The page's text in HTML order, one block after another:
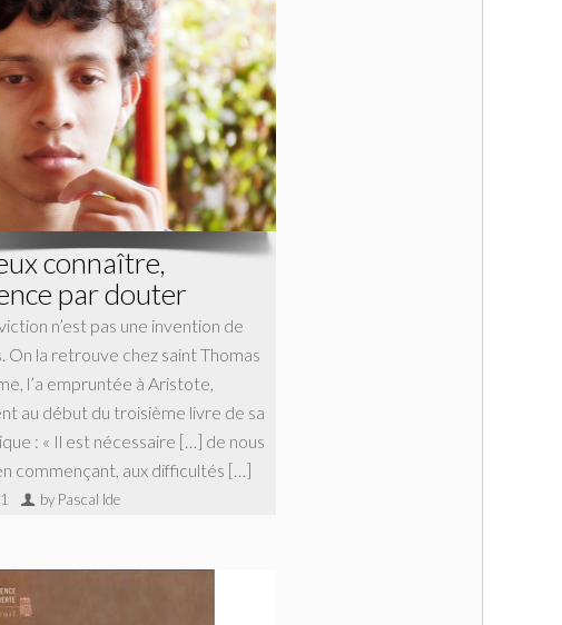
connaître,
par douter
n’est pas une invention de
On la retrouve chez saint Thomas
l’a empruntée à Aristote,
au début du troisième livre de sa
: « Il est nécessaire […] de nous
commençant, aux difficultés […]
by Pascal Ide